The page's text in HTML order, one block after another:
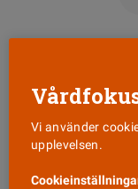
Vi använder
upplevelsen.